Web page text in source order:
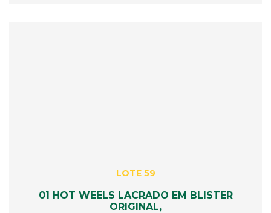
LOTE 59
01 HOT WEELS LACRADO EM BLISTER
ORIGINAL,